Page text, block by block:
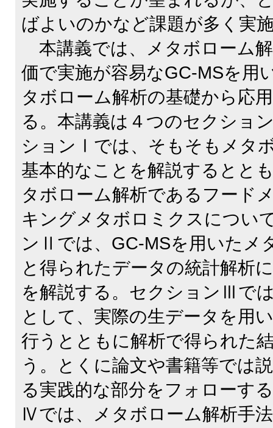
ばよいのかなど課題が多く実
本講義では、メタボローム
価で実施が容易なGC-MSを用
タボローム解析の基礎から応
る。本講義は４つのセクショ
ションⅠでは、そもそもメタ
基本的なことを解説するとと
タボローム解析であるフード
キングメタボロミクスについ
ンⅡでは、GC-MSを用いたメ
と得られたデータの統計解析
を解説する。セクションⅢで
として、実際の生データを用
行うとともに解析で得られた
う。とくに論文や書籍等では
る実践的な部分をフォローす
Ⅳでは、メタボローム解析手